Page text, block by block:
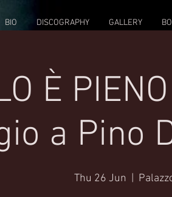
BIO DISCOGRAPHY GALLERY
È
a Pino
Thu 26 Jun